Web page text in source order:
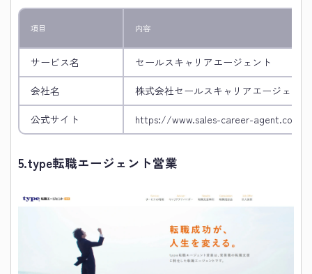
項目 内容
サービス名 セールスキャリアエージェント
会社名 株式会社セールスキャリアエージェント
公式サイト https://www.sales-career-agent.co.jp/
5.type転職エージェント営業